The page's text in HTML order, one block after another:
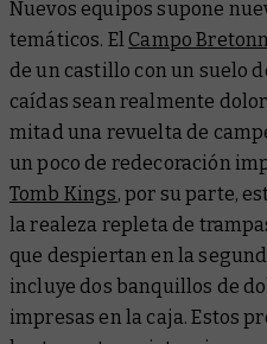
Nuevos equipos supone
temáticos. El Campo
de un castillo con un suelo
caídas sean realmente
mitad una revuelta de
un poco de redecoración
Tomb Kings, por su parte,
la realeza repleta de
que despiertan en la
incluye dos banquillos de
impresas en la caja. Estos